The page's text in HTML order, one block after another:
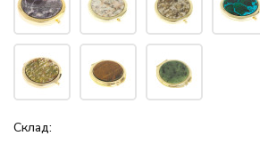
Склад: